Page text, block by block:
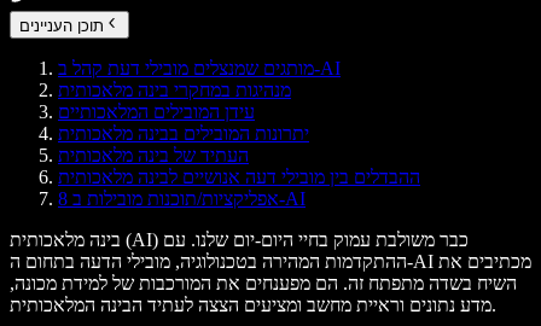
תוכן העניינים
מותגים שמנצלים מובילי דעת קהל ב-AI
מנהיגות במחקרי בינה מלאכותית
עידן המובילים המלאכותיים
יתרונות המובילים בבינה מלאכותית
העתיד של בינה מלאכותית
ההבדלים בין מובילי דעה אנושיים לבינה מלאכותית
8 אפליקציות/תוכנות מובילות ב-AI
בינה מלאכותית (AI) כבר משולבת עמוק בחיי היום-יום שלנו. עם
ההתקדמות המהירה בטכנולוגיה, מובילי הדעה בתחום ה-AI מכתיבים את
השיח בשדה מתפתח זה. הם מפענחים את המורכבות של למידת מכונה,
מדע נתונים וראיית מחשב ומציעים הצצה לעתיד הבינה המלאכותית.